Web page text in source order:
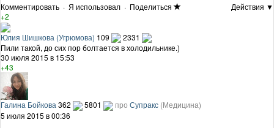
Комментировать · Я использовал · Поделиться
Действия ▼
+2
Юлия Шишкова (Угрюмова) 109
2331
Пили такой, до сих пор болтается в холодильнике.)
30 июля 2015 в 15:53
+43
Галина Бойкова362 5801 про Супракс (Медицина)
5 июля 2015 в 00:36